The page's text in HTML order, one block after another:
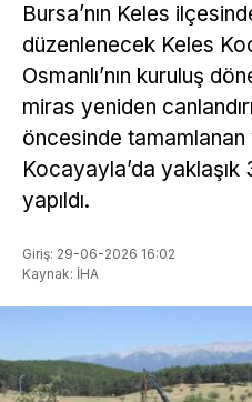
Bursa’nın Keles
düzenlenecek Keles
Osmanlı’nın kuruluş
miras yeniden
öncesinde tamamlanan
Kocayayla’da yaklaşık
yapıldı.
Giriş: 29-06-2026 16:02
Kaynak: İHA